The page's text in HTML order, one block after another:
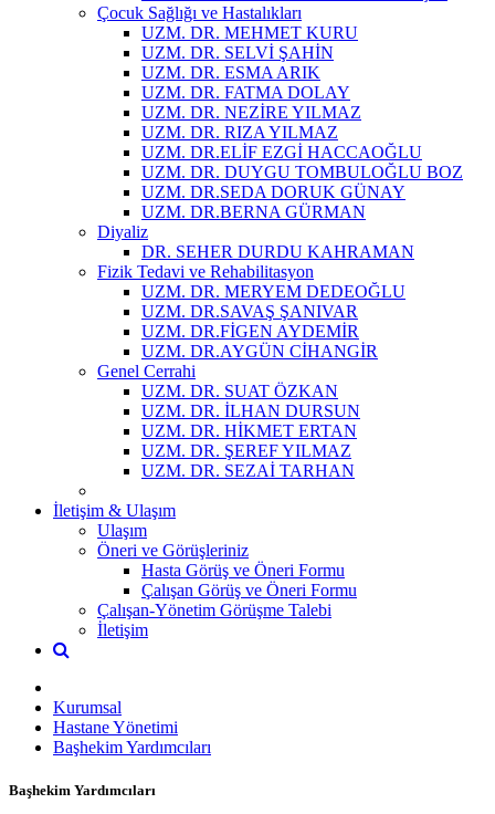
Çocuk Sağlığı ve Hastalıkları
UZM. DR. MEHMET KURU
UZM. DR. SELVİ ŞAHİN
UZM. DR. ESMA ARIK
UZM. DR. FATMA DOLAY
UZM. DR. NEZİRE YILMAZ
UZM. DR. RIZA YILMAZ
UZM. DR.ELİF EZGİ HACCAOĞLU
UZM. DR. DUYGU TOMBULOĞLU BOZ
UZM. DR.SEDA DORUK GÜNAY
UZM. DR.BERNA GÜRMAN
Diyaliz
DR. SEHER DURDU KAHRAMAN
Fizik Tedavi ve Rehabilitasyon
UZM. DR. MERYEM DEDEOĞLU
UZM. DR.SAVAŞ ŞANIVAR
UZM. DR.FİGEN AYDEMİR
UZM. DR.AYGÜN CİHANGİR
Genel Cerrahi
UZM. DR. SUAT ÖZKAN
UZM. DR. İLHAN DURSUN
UZM. DR. HİKMET ERTAN
UZM. DR. ŞEREF YILMAZ
UZM. DR. SEZAİ TARHAN
İletişim & Ulaşım
Ulaşım
Öneri ve Görüşleriniz
Hasta Görüş ve Öneri Formu
Çalışan Görüş ve Öneri Formu
Çalışan-Yönetim Görüşme Talebi
İletişim
Kurumsal
Hastane Yönetimi
Başhekim Yardımcıları
Başhekim Yardımcıları